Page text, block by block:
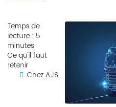
Temps de
lecture : 5
minutes
Ce qu'il faut
retenir
Chez AJS,